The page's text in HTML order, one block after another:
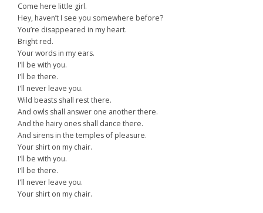
Come here little girl.
Hey, haven’t I see you somewhere before?
You’re disappeared in my heart.
Bright red.
Your words in my ears.
I'll be with you.
I'll be there.
I'll never leave you.
Wild beasts shall rest there.
And owls shall answer one another there.
And the hairy ones shall dance there.
And sirens in the temples of pleasure.
Your shirt on my chair.
I'll be with you.
I'll be there.
I'll never leave you.
Your shirt on my chair.